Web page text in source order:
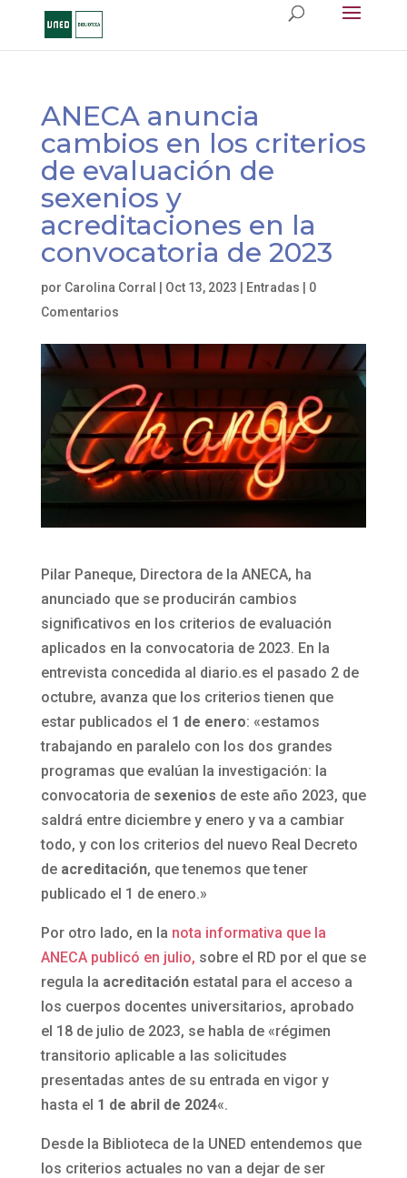
ANECA anuncia
cambios en los criterios
de evaluación de
sexenios y
acreditaciones en la
convocatoria de 2023
por Carolina Corral Oct 13, 2023 Entradas
0
Comentarios
Pilar Paneque, Directora de la ANECA, ha
anunciado que se producirán cambios
significativos en los criterios de evaluación
aplicados en la convocatoria de 2023. En la
entrevista concedida al diario.es el pasado 2 de
octubre, avanza que los criterios tienen que
estar publicados el 1 de enero: «estamos
trabajando en paralelo con los dos grandes
programas que evalúan la investigación: la
convocatoria de sexenios de este año 2023, que
saldrá entre diciembre y enero y va a cambiar
todo, y con los criterios del nuevo Real Decreto
de acreditación, que tenemos que tener
publicado el 1 de enero.»
Por otro lado, en la nota informativa que la
ANECA publicó en julio, sobre el RD por el que se
regula la acreditación estatal para el acceso a
los cuerpos docentes universitarios, aprobado
el 18 de julio de 2023, se habla de «régimen
transitorio aplicable a las solicitudes
presentadas antes de su entrada en vigor y
hasta el 1 de abril de 2024«.
Desde la Biblioteca de la UNED entendemos que
los criterios actuales no van a dejar de ser